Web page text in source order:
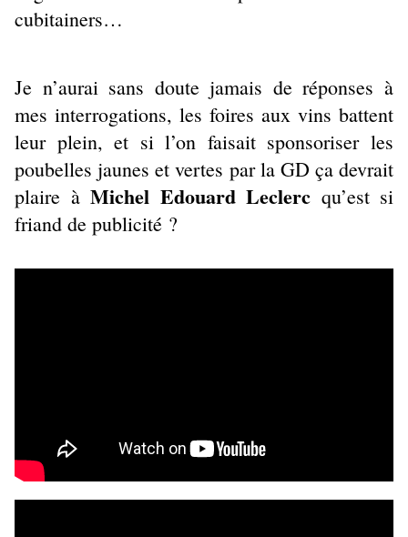
cubitainers…
Je n’aurai sans doute jamais de réponses à
mes interrogations, les foires aux vins battent
leur plein, et si l’on faisait sponsoriser les
poubelles jaunes et vertes par la GD ça devrait
plaire à Michel Edouard Leclerc qu’est si
friand de publicité ?